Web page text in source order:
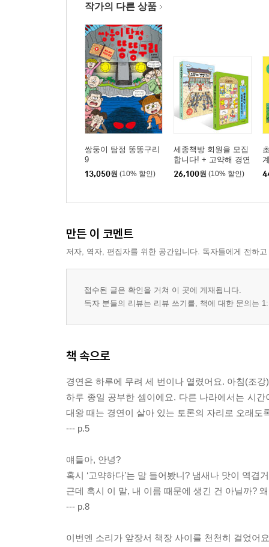
작가의 다른 상품
쌍둥이 탐정 똥똥구리
9
13,050원 (10% 할인)
세종책방 회원을 모집
합니다! + 고약해 경연
학교 세트
26,100원 (10% 할인)
만든 이 코멘트
저자, 역자, 편집자를 위한 공간입니다. 독자들에게 전하
접수된 글은 확인을 거쳐 이 곳에 게재됩니다.
독자 분들의 리뷰는 리뷰 쓰기를, 책에 대한 문의는
책 속으로
경연은 하루에 무려 세 번이나 열렸어요. 아침(조
하루 종일 공부한 셈이에요. 다른 나라에서는 시
대왕 때는 경연이 살아 있는 토론의 자리로 오래도
--- p.5
얘들아, 안녕?
혹시 ‘고약하다’는 말 들어봤니? 냄새나 맛이 역겹
근데 혹시 이 말, 내 이름 때문에 생긴 건 아닐까?
--- p.8
이번엔 소리가 앞장서 책장 사이를 천천히 걸었어